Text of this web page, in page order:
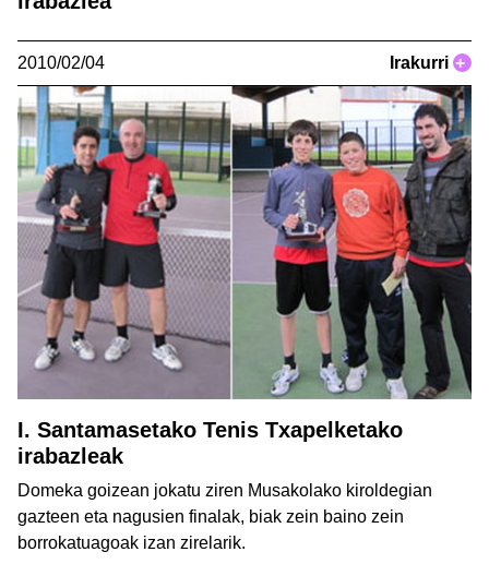
2010/02/04 Irakurri +
I. Santamasetako Tenis Txapelketako
irabazleak
Domeka goizean jokatu ziren Musakolako kiroldegian
gazteen eta nagusien finalak, biak zein baino zein
borrokatuagoak izan zirelarik.